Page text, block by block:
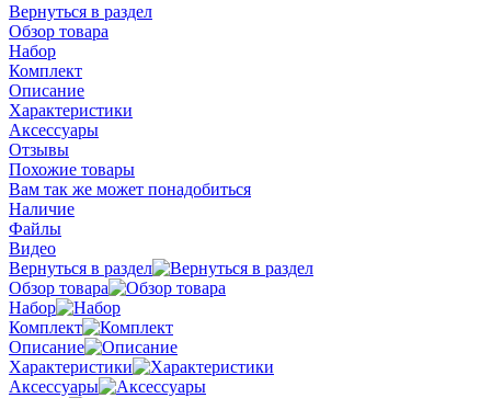
Вернуться в раздел
Обзор товара
Набор
Комплект
Описание
Характеристики
Аксессуары
Отзывы
Похожие товары
Вам так же может понадобиться
Наличие
Файлы
Видео
Вернуться в раздел
Обзор товара
Набор
Комплект
Описание
Характеристики
Аксессуары